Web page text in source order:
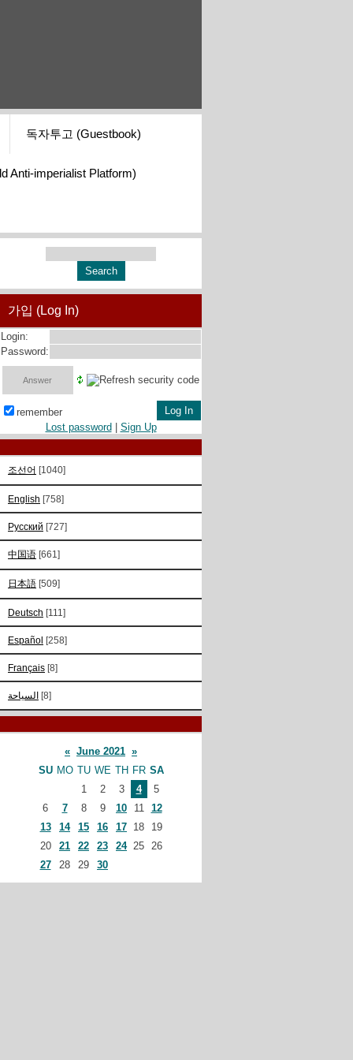
독자투고 (Guestbook)
Anti-imperialist Platform)
가입 (Log In)
Login:
Password:
remember
Lost password
Sign Up
조선어 [1040]
English [758]
Русский [727]
中国语 [661]
日本語 [509]
Deutsch [111]
Español [258]
Français [8]
السياحة [8]
« June 2021 »
SU MO TU WE TH FR SA
1
2 3 4
5
6
7 8 9 10 11
12
13
14 15 16 17 18
19
20
21 22 23 24 25 26
27
28 29 30